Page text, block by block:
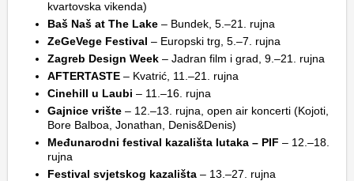
kvartovska vikenda)
Baš Naš at The Lake – Bundek, 5.–21. rujna
ZeGeVege Festival – Europski trg, 5.–7. rujna
Zagreb Design Week – Jadran film i grad, 9.–21. rujna
AFTERTASTE – Kvatrić, 11.–21. rujna
Cinehill u Laubi – 11.–16. rujna
Gajnice vrište – 12.–13. rujna, open air koncerti (Kojoti,
Bore Balboa, Jonathan, Denis&Denis)
Međunarodni festival kazališta lutaka – PIF – 12.–18.
rujna
Festival svjetskog kazališta – 13.–27. rujna